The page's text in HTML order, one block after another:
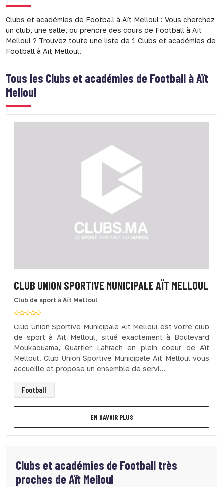
Clubs et académies de Football à Aït Melloul : Vous cherchez
un club, une salle, ou prendre des cours de Football à Aït
Melloul ? Trouvez toute une liste de 1 Clubs et académies de
Football à Aït Melloul.
Tous les Clubs et académies de Football à Aït
Melloul
CLUB UNION SPORTIVE MUNICIPALE AÏT MELLOUL
Club de sport à Aït Melloul
Club Union Sportive Municipale Aït Melloul est votre club
de sport à Aït Melloul, situé exactement à Boulevard
Moukaouama, Quartier Lahrach en plein coeur de Aït
Melloul. Club Union Sportive Municipale Aït Melloul vous
accueille et propose un ensemble de servi...
Football
EN SAVOIR PLUS
Clubs et académies de Football très
proches de Aït Melloul